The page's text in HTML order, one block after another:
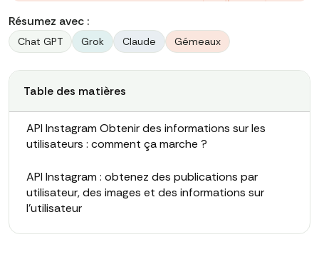
Résumez avec :
Chat GPT Grok Claude Gémeaux
Table des matières
API Instagram Obtenir des informations sur les
utilisateurs : comment ça marche ?
API Instagram : obtenez des publications par
utilisateur, des images et des informations sur
l'utilisateur